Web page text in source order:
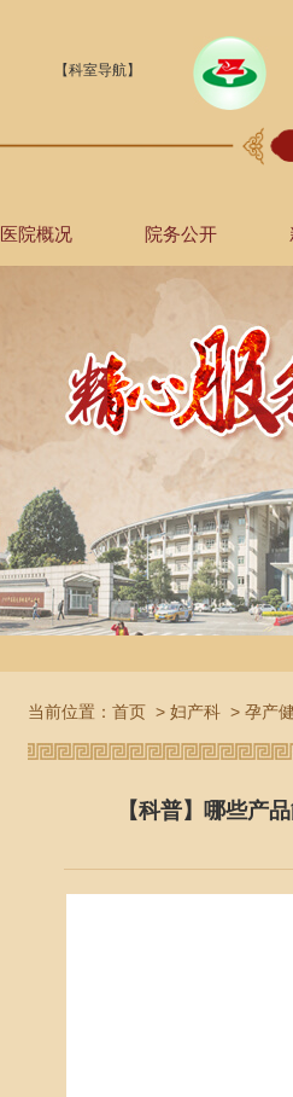
【科室导航】
医院概况 院务公开
当前位置： 首页 > 妇产科 > 孕产
【科普】哪些产